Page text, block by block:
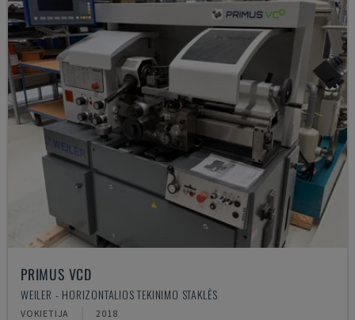
PRIMUS VCD
WEILER - HORIZONTALIOS TEKINIMO STAKLĖS
VOKIETIJA 2018